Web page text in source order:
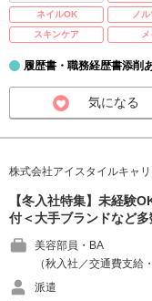
ネイルOK
ノ
スキンケア
履歴書・職務経歴書添削
気になる
株式会社アイスタイルキャ
【冬入社特集】未経験
付＜大手ブランドなど多
美容部員・BA
（秋入社／交通費支給
派遣